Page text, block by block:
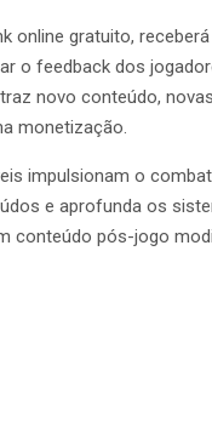
online gratuito,
o feedback dos
novo conteúdo, novas
monetização.
​​impulsionam o
e aprofunda os
conteúdo pós-jogo